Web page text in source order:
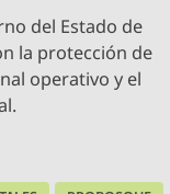
del Estado de
la protección de
operativo y el